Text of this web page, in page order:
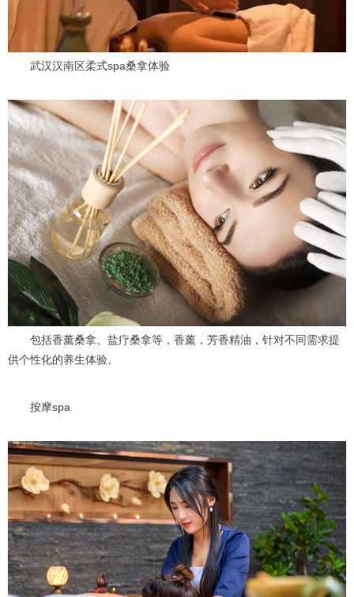
武汉汉南区柔式spa桑拿体验
包括香薰桑拿、盐疗桑拿等，香薰，芳香精油，针对不同需求提
供个性化的养生体验。
按摩spa